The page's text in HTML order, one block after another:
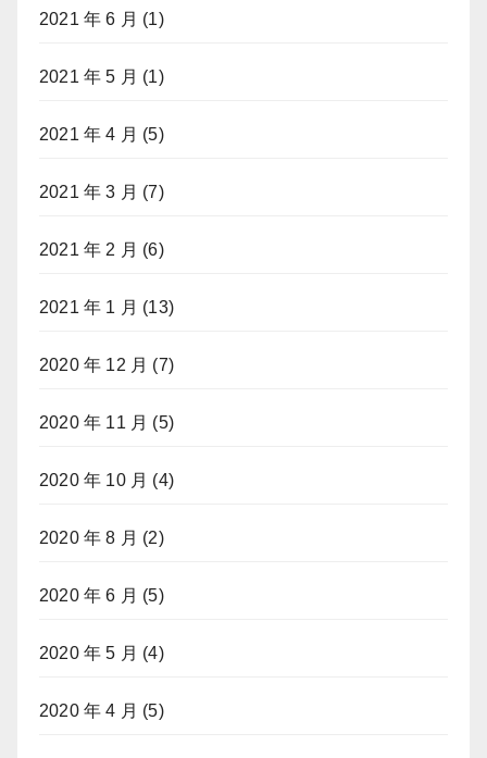
2021 年 6 月 (1)
2021 年 5 月 (1)
2021 年 4 月 (5)
2021 年 3 月 (7)
2021 年 2 月 (6)
2021 年 1 月 (13)
2020 年 12 月 (7)
2020 年 11 月 (5)
2020 年 10 月 (4)
2020 年 8 月 (2)
2020 年 6 月 (5)
2020 年 5 月 (4)
2020 年 4 月 (5)